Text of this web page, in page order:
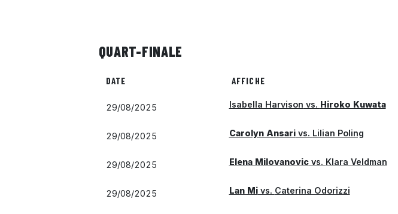
QUART-FINALE
DATE AFFICHE
29/08/2025 Isabella Harvison vs. Hiroko Kuwata
29/08/2025 Carolyn Ansarivs. Lilian Poling
29/08/2025 Elena Milovanovicvs. Klara Veldman
29/08/2025 Lan Mivs. Caterina Odorizzi